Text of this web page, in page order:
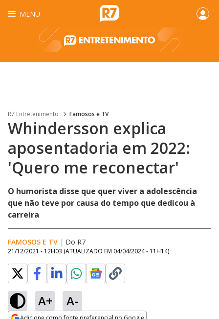
MENU
R7 Entretenimento Famosos e TV
Whindersson explica
aposentadoria em 2022:
'Quero me reconectar'
O humorista disse que quer viver a adolescência
que não teve por causa do tempo que dedicou à
carreira
FAMOSOS E TV | Do R7
21/12/2021 - 12H03 (ATUALIZADO EM 04/04/2024 - 11H14)
A+ A-